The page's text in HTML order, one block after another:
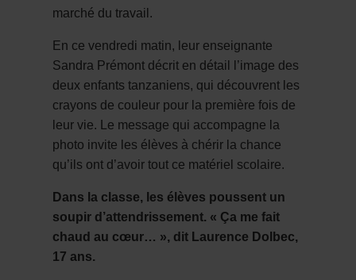
marché du travail.
En ce vendredi matin, leur enseignante
Sandra Prémont décrit en détail l’image des
deux enfants tanzaniens, qui découvrent les
crayons de couleur pour la première fois de
leur vie. Le message qui accompagne la
photo invite les élèves à chérir la chance
qu’ils ont d’avoir tout ce matériel scolaire.
Dans la classe, les élèves poussent un
soupir d’attendrissement. « Ça me fait
chaud au cœur… », dit Laurence Dolbec,
17 ans.